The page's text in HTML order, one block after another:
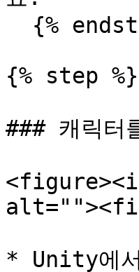
{% step %}
### 캐릭터
* Unity에서